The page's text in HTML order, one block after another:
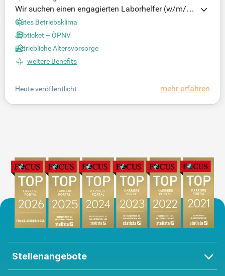
Wir suchen einen engagierten Laborhelfer (w/m/d)
für die Laborlogistik, der unser Team unterstützt. Z
u Ihren Aufgaben gehören die Bestellung und Verw
altung von Verbrauchsmaterialien sowie die Doku
mentation von Chargen und Warenannahme. Auße
rdem sorgen Sie für die sachgemäße Einsortierung,
prechpartner für Kunden und Lieferanten. Flexibilit
ät, Eigeninitiative und Teamfähigkeit sind für uns
Gutes Betriebsklima
Jobticket – ÖPNV
Betriebliche Altersvorsorge
weitere Benefits
mehr erfahren
Heute veröffentlicht
Stellenangebote